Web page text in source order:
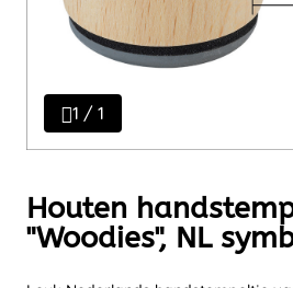
1 / 1
Houten
"Woodies", NL